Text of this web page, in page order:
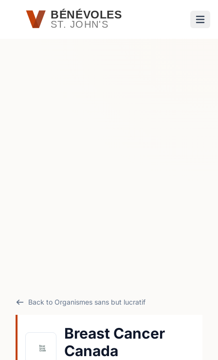
Passer au contenu principal
BÉNÉVOLES
ST. JOHN'S
Back to Organismes sans but lucratif
Breast Cancer
Canada